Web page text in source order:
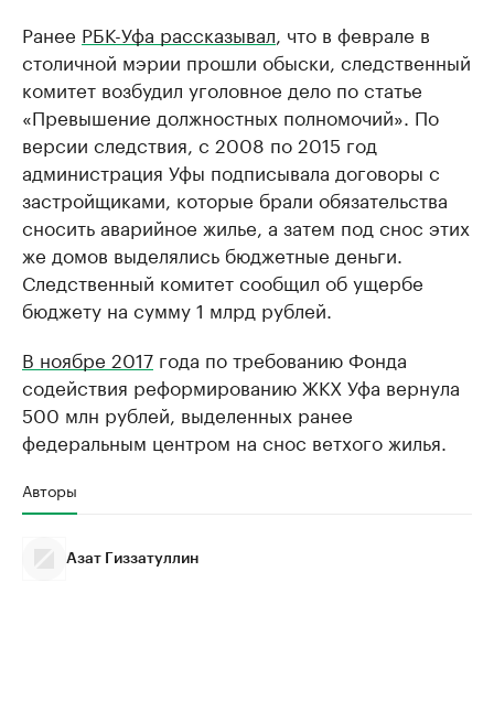
Ранее РБК-Уфа рассказывал, что в феврале в
столичной мэрии прошли обыски, следственный
комитет возбудил уголовное дело по статье
«Превышение должностных полномочий». По
версии следствия, с 2008 по 2015 год
администрация Уфы подписывала договоры с
застройщиками, которые брали обязательства
сносить аварийное жилье, а затем под снос этих
же домов выделялись бюджетные деньги.
Следственный комитет сообщил об ущербе
бюджету на сумму 1 млрд рублей.
В ноябре 2017 года по требованию Фонда
содействия реформированию ЖКХ Уфа вернула
500 млн рублей, выделенных ранее
федеральным центром на снос ветхого жилья.
Авторы
Азат Гиззатуллин